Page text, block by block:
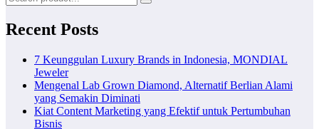
Recent Posts
7 Keunggulan Luxury Brands in Indonesia, MONDIAL
Jeweler
Mengenal Lab Grown Diamond, Alternatif Berlian Alami
yang Semakin Diminati
Kiat Content Marketing yang Efektif untuk Pertumbuhan
Bisnis